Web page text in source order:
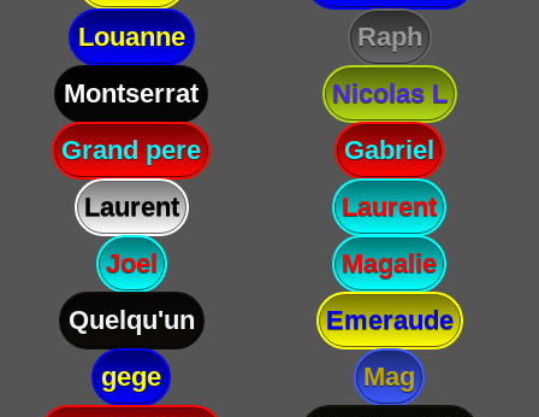
Louanne
Raph
Montserrat
Nicolas L
Grand pere
Gabriel
Laurent
Laurent
Joel
Magalie
Quelqu'un
Emeraude
gege
Mag